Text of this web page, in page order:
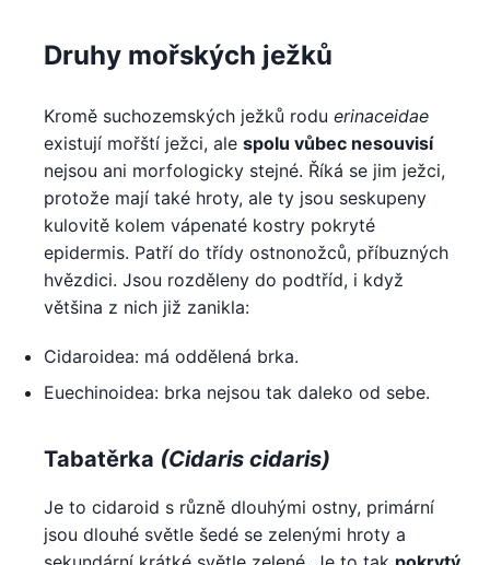
Druhy mořských ježků
Kromě suchozemských ježků rodu erinaceidae
existují mořští ježci, ale spolu vůbec nesouvisí
nejsou ani morfologicky stejné. Říká se jim ježci,
protože mají také hroty, ale ty jsou seskupeny
kulovitě kolem vápenaté kostry pokryté
epidermis. Patří do třídy ostnonožců, příbuzných
hvězdici. Jsou rozděleny do podtříd, i když
většina z nich již zanikla:
Cidaroidea: má oddělená brka.
Euechinoidea: brka nejsou tak daleko od sebe.
Tabatěrka (Cidaris cidaris)
Je to cidaroid s různě dlouhými ostny, primární
jsou dlouhé světle šedé se zelenými hroty a